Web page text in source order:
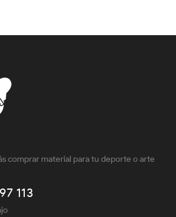
comprar material para tu deporte o arte
113